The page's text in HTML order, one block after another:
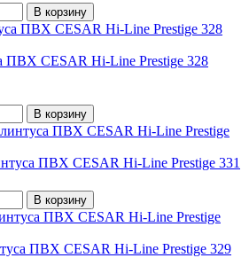
В корзину
ПВХ CESAR Hi-Line Prestige 328
В корзину
ПВХ CESAR Hi-Line Prestige 331
В корзину
ПВХ CESAR Hi-Line Prestige 329